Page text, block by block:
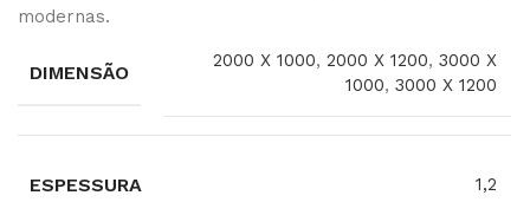
modernas.
DIMENSÃO
2000 X 1000,2000 X 1200,3000 X
1000,3000 X 1200
ESPESSURA 1,2